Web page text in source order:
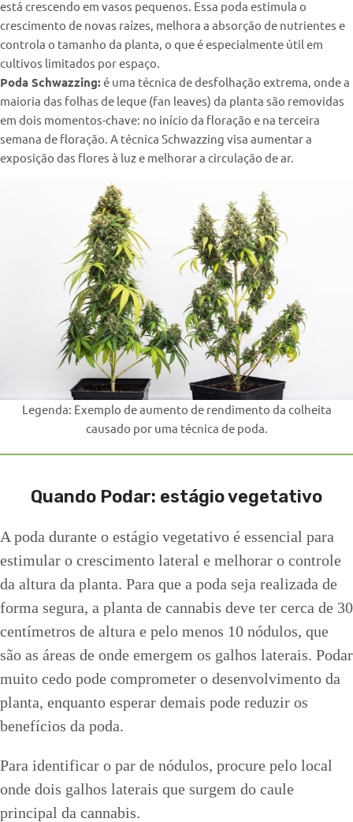
está crescendo em vasos pequenos. Essa poda estimula o
crescimento de novas raízes, melhora a absorção de nutrientes e
controla o tamanho da planta, o que é especialmente útil em
cultivos limitados por espaço.
Poda Schwazzing:é uma técnica de desfolhação extrema, onde a
maioria das folhas de leque (fan leaves) da planta são removidas
em dois momentos-chave: no início da floração e na terceira
semana de floração. A técnica Schwazzing visa aumentar a
exposição das flores à luz e melhorar a circulação de ar.
Legenda: Exemplo de aumento de rendimento da colheita
causado por uma técnica de poda.
Quando Podar: estágio vegetativo
A poda durante o estágio vegetativo é essencial para
estimular o crescimento lateral e melhorar o controle
da altura da planta. Para que a poda seja realizada de
forma segura, a planta de cannabis deve ter cerca de 30
centímetros de altura e pelo menos 10 nódulos, que
são as áreas de onde emergem os galhos laterais. Podar
muito cedo pode comprometer o desenvolvimento da
planta, enquanto esperar demais pode reduzir os
benefícios da poda.
Para identificar o par de nódulos, procure pelo local
onde dois galhos laterais que surgem do caule
principal da cannabis.